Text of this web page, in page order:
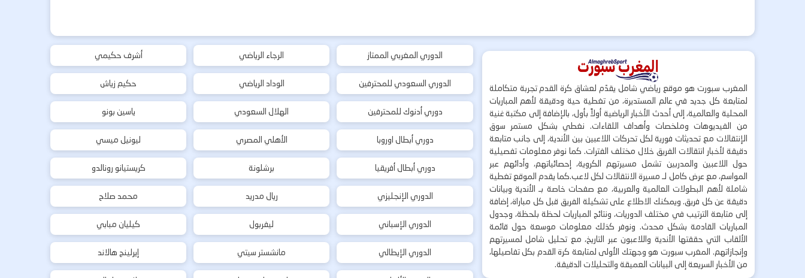
المغرب سبورت هو موقع رياضي شامل يقدّم لعشاق كرة القدم تجربة متكاملة
لمتابعة كل جديد في عالم المستديرة، من تغطية حية ودقيقة لأهم المباريات
المحلية والعالمية، إلى أحدث الأخبار الرياضية أولاً بأول، بالإضافة إلى مكتبة غنية
من الفيديوهات وملخصات وأهداف اللقاءات. نغطي بشكل مستمر سوق
الإنتقالات مع تحديثات فورية لكل تحركات اللاعبين بين الأندية، إلى جانب متابعة
دقيقة لأخبار انتقالات الفريق خلال مختلف الفترات. كما نوفر معلومات تفصيلية
حول اللاعبين والمدربين تشمل مسيرتهم الكروية، إحصائياتهم، وأدائهم عبر
المواسم، مع عرض كامل لـ مسيرة الانتقالات لكل لاعب.كما يقدم الموقع تغطية
شاملة لأهم البطولات العالمية والعربية، مع صفحات خاصة بـ الأندية وبيانات
دقيقة عن كل فريق. ويمكنك الاطلاع على تشكيلة الفريق قبل كل مباراة، إضافة
إلى متابعة الترتيب في مختلف الدوريات، ونتائج المباريات لحظة بلحظة، وجدول
المباريات القادمة بشكل محدث. ونوفر كذلك معلومات موسعة حول قائمة
الألقاب التي حققتها الأندية واللاعبون عبر التاريخ، مع تحليل شامل لمسيرتهم
وإنجازاتهم. المغرب سبورت هو وجهتك الأولى لمتابعة كرة القدم بكل تفاصيلها،
من الأخبار السريعة إلى البيانات العميقة والتحليلات الدقيقة.
الدوري المغربي الممتاز
الدوري السعودي للمحترفين
دوري أدنوك للمحترفين
دوري أبطال اوروبا
دوري أبطال أفريقيا
الدوري الإنجليزي
الدوري الإسباني
الدوري الإيطالي
الرجاء الرياضي
الوداد الرياضي
الهلال السعودي
الأهلي المصري
برشلونة
ريال مدريد
ليفربول
مانشستر سيتي
أشرف حكيمي
حكيم زياش
ياسين بونو
ليونيل ميسي
كريستيانو رونالدو
محمد صلاح
كيليان مبابي
إيرلينج هالاند